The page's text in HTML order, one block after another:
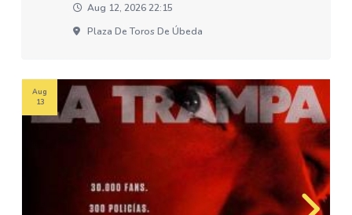
Aug 12, 2026 22:15
Plaza De Toros De Úbeda
Aug
13